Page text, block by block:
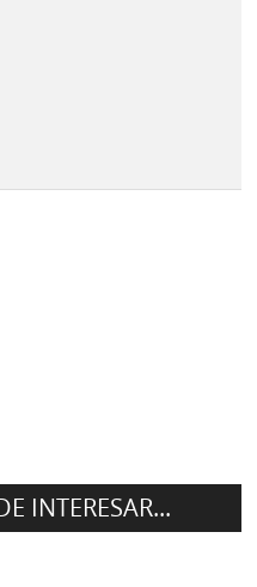
INTERESAR...